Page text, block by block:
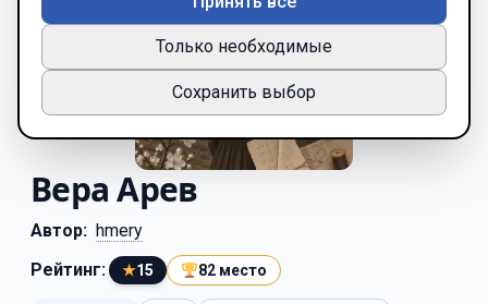
Вера Арев
Автор: hmery
Рейтинг:
★15 82 место
Только необходимые
Сохранить выбор